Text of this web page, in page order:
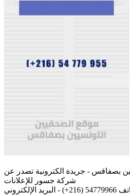
بصفاقس - جريدة الكترونية تصدر عن
شركة جسور للإعلانات
للإتصال أو نشر الردود الهاتف 54779966 (216+) - البريد الإلكتروني